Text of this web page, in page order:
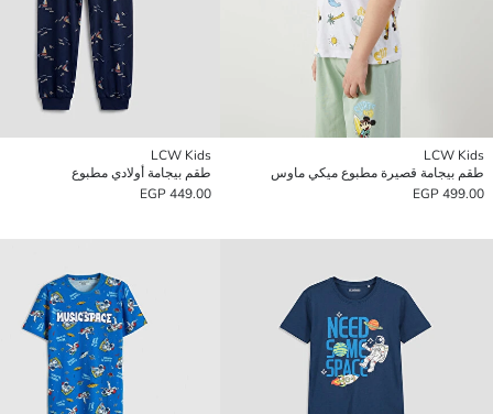
LCW Kids
طقم بيجامة قصيرة مطبوع ميكي ماوس
499.00 EGP
LCW Kids
طقم بيجامة أولادي مطبوع
449.00 EGP